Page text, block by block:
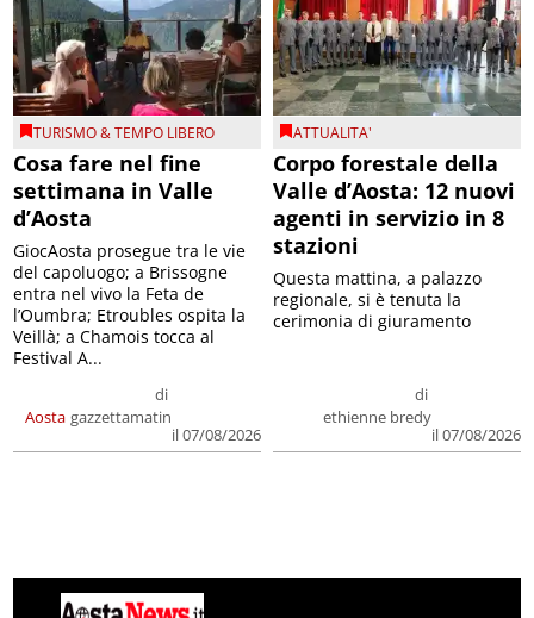
TURISMO & TEMPO LIBERO
Cosa fare nel fine
settimana in Valle
d’Aosta
Aosta
di
gazzettamatin
il 07/08/2026
GiocAosta prosegue tra le vie
del capoluogo; a Brissogne
entra nel vivo la Feta de
l’Oumbra; Etroubles ospita la
Veillà; a Chamois tocca al
Festival A...
ATTUALITA'
Corpo forestale della
Valle d’Aosta: 12 nuovi
agenti in servizio in 8
stazioni
di
ethienne bredy
il 07/08/2026
Questa mattina, a palazzo
regionale, si è tenuta la
cerimonia di giuramento